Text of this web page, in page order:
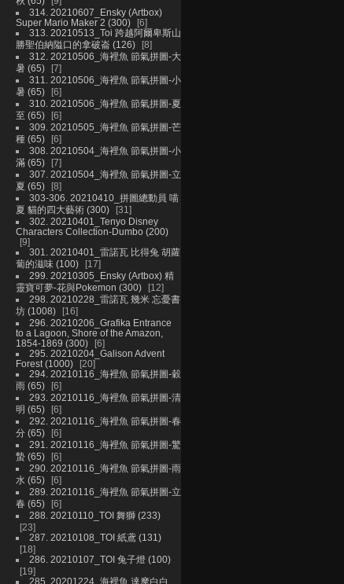
314. 20210607_Ensky (Artbox)
Super Mario Maker 2 (300)
6
313. 20210513_Toi 跨越阿爾卑斯山
勝聖伯納隘口的拿破崙 (126)
8
312. 20210506_海裡魚 節氣拼圖-大
暑 (65)
7
311. 20210506_海裡魚 節氣拼圖-小
暑 (65)
6
310. 20210506_海裡魚 節氣拼圖-夏
至 (65)
6
309. 20210505_海裡魚 節氣拼圖-芒
種 (65)
6
308. 20210504_海裡魚 節氣拼圖-小
滿 (65)
7
307. 20210504_海裡魚 節氣拼圖-立
夏 (65)
8
303-306. 20210410_拼圖總動員 喵
夏 貓的四大藝術 (300)
31
302. 20210401_Tenyo Disney
Characters Collection-Dumbo (200)
9
301. 20210401_雷諾瓦 比得兔 胡蘿
蔔的滋味 (100)
17
299. 20210305_Ensky (Artbox) 精
靈寶可夢-花與Pokemon (300)
12
298. 20210228_雷諾瓦 幾米 忘憂書
坊 (1008)
16
296. 20210206_Grafika Entrance
to a Lagoon, Shore of the Amazon,
1854-1869 (300)
6
295. 20210204_Galison Advent
Forest (1000)
20
294. 20210116_海裡魚 節氣拼圖-穀
雨 (65)
6
293. 20210116_海裡魚 節氣拼圖-清
明 (65)
6
292. 20210116_海裡魚 節氣拼圖-春
分 (65)
6
291. 20210116_海裡魚 節氣拼圖-驚
蟄 (65)
6
290. 20210116_海裡魚 節氣拼圖-雨
水 (65)
6
289. 20210116_海裡魚 節氣拼圖-立
春 (65)
6
288. 20210110_TOI 舞獅 (233)
23
287. 20210108_TOI 紙鳶 (131)
18
286. 20210107_TOI 兔子燈 (100)
19
285. 20201224_海裡魚 達摩白白